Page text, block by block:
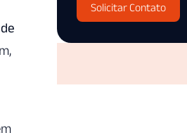
Solicitar Contato